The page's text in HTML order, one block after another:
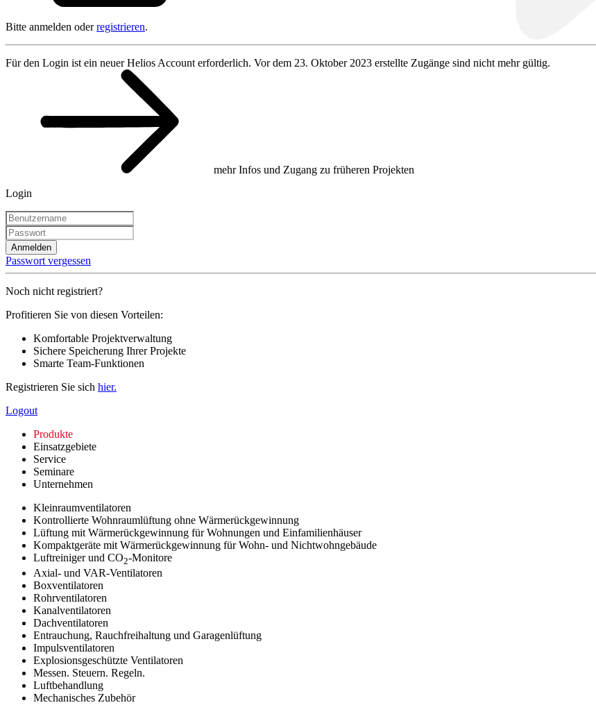
Bitte anmelden oderregistrieren.
Für den Login ist ein neuer Helios Account erforderlich. Vor dem 23. Oktober 2023 erstellte Zugänge sind nicht mehr gültig.
mehr Infos und Zugang zu früheren Projekten
Login
Anmelden
Passwort vergessen
Noch nicht registriert?
Profitieren Sie von diesen Vorteilen:
Komfortable Projektverwaltung
Sichere Speicherung Ihrer Projekte
Smarte Team-Funktionen
Registrieren Sie sich hier.
Logout
Produkte
Einsatzgebiete
Service
Seminare
Unternehmen
Kleinraumventilatoren
Kontrollierte Wohnraumlüftung ohne Wärmerückgewinnung
Lüftung mit Wärmerückgewinnung für Wohnungen und Einfamilienhäuser
Kompaktgeräte mit Wärmerückgewinnung für Wohn- und Nichtwohngebäude
Luftreiniger und CO2-Monitore
Axial- und VAR-Ventilatoren
Boxventilatoren
Rohrventilatoren
Kanalventilatoren
Dachventilatoren
Entrauchung, Rauchfreihaltung und Garagenlüftung
Impulsventilatoren
Explosionsgeschützte Ventilatoren
Messen. Steuern. Regeln.
Luftbehandlung
Mechanisches Zubehör